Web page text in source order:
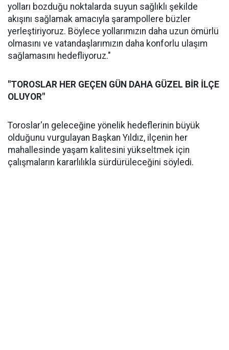
yolları bozduğu noktalarda suyun sağlıklı şekilde
akışını sağlamak amacıyla şarampollere büzler
yerleştiriyoruz. Böylece yollarımızın daha uzun ömürlü
olmasını ve vatandaşlarımızın daha konforlu ulaşım
sağlamasını hedefliyoruz."
"TOROSLAR HER GEÇEN GÜN DAHA GÜZEL BİR İLÇE
OLUYOR"
Toroslar'ın geleceğine yönelik hedeflerinin büyük
olduğunu vurgulayan Başkan Yıldız, ilçenin her
mahallesinde yaşam kalitesini yükseltmek için
çalışmaların kararlılıkla sürdürüleceğini söyledi.